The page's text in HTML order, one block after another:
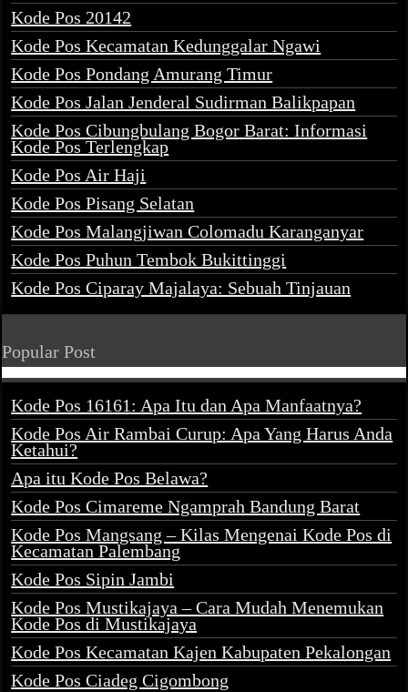
Kode Pos 20142
Kode Pos Kecamatan Kedunggalar Ngawi
Kode Pos Pondang Amurang Timur
Kode Pos Jalan Jenderal Sudirman Balikpapan
Kode Pos Cibungbulang Bogor Barat: Informasi
Kode Pos Terlengkap
Kode Pos Air Haji
Kode Pos Pisang Selatan
Kode Pos Malangjiwan Colomadu Karanganyar
Kode Pos Puhun Tembok Bukittinggi
Kode Pos Ciparay Majalaya: Sebuah Tinjauan
Popular Post
Kode Pos 16161: Apa Itu dan Apa Manfaatnya?
Kode Pos Air Rambai Curup: Apa Yang Harus Anda
Ketahui?
Apa itu Kode Pos Belawa?
Kode Pos Cimareme Ngamprah Bandung Barat
Kode Pos Mangsang – Kilas Mengenai Kode Pos di
Kecamatan Palembang
Kode Pos Sipin Jambi
Kode Pos Mustikajaya – Cara Mudah Menemukan
Kode Pos di Mustikajaya
Kode Pos Kecamatan Kajen Kabupaten Pekalongan
Kode Pos Ciadeg Cigombong